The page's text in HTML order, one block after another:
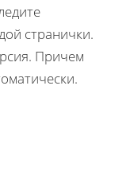
странички.
Причем